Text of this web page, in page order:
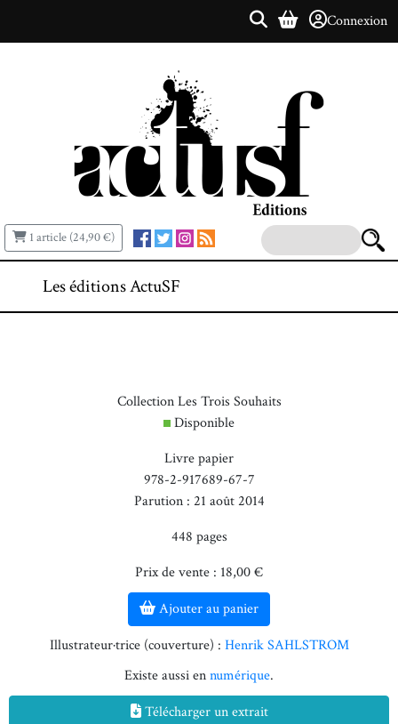
Connexion
1 article (24,90 €)
Les éditions ActuSF
Collection Les Trois Souhaits
Disponible
Livre papier
978-2-917689-67-7
Parution : 21 août 2014
448 pages
Prix de vente : 18,00 €
Ajouter au panier
Illustrateur·trice (couverture) : Henrik SAHLSTROM
Existe aussi ennumérique.
Télécharger un extrait